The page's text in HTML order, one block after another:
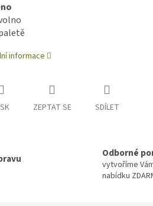
informace
ZEPTAT SE SDÍLET
Odborné
vytvoříme
nabídku